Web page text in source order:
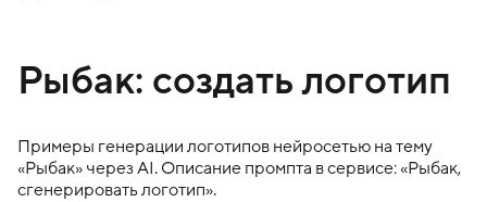
Рыбак: создать логотип
Примеры генерации логотипов нейросетью на тему
«Рыбак» через AI. Описание промпта в сервисе: «Рыбак,
сгенерировать логотип».